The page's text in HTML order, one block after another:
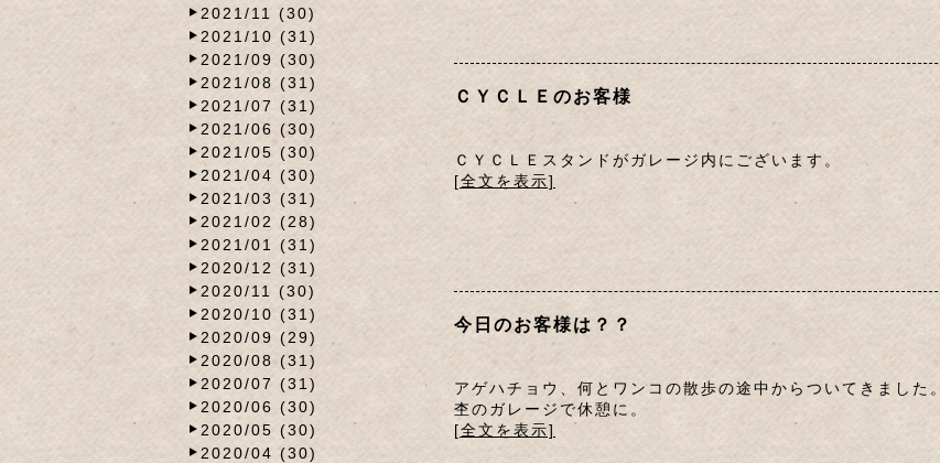
ＣＹＣＬＥのお客様
ＣＹＣＬＥスタンドがガレージ内にございます。
[全文を表示]
今日のお客様は？？
アゲハチョウ、何とワンコの散歩の途中からついてきました。
杢のガレージで休憩に。
[全文を表示]
2021/11 (30)
2021/10 (31)
2021/09 (30)
2021/08 (31)
2021/07 (31)
2021/06 (30)
2021/05 (30)
2021/04 (30)
2021/03 (31)
2021/02 (28)
2021/01 (31)
2020/12 (31)
2020/11 (30)
2020/10 (31)
2020/09 (29)
2020/08 (31)
2020/07 (31)
2020/06 (30)
2020/05 (30)
2020/04 (30)